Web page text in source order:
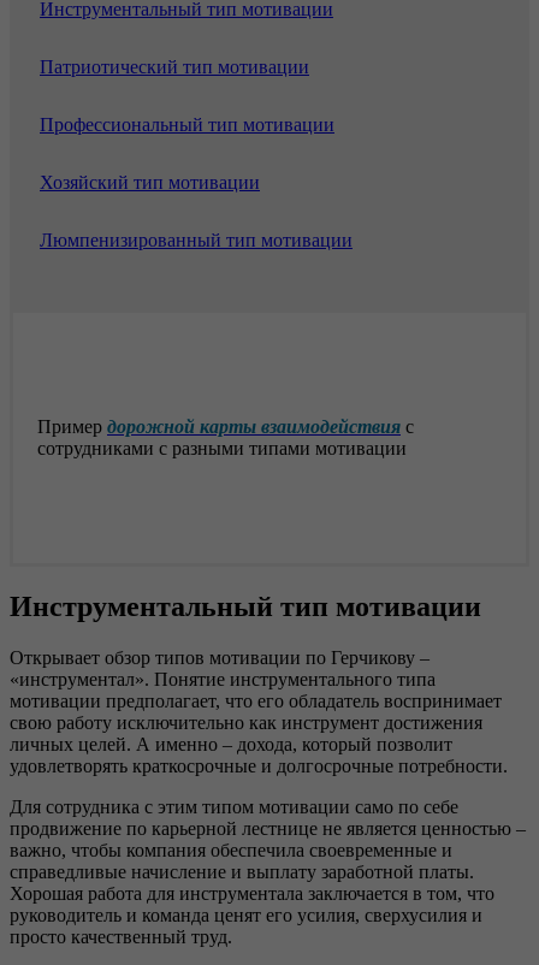
Инструментальный тип мотивации
Патриотический тип мотивации
Профессиональный тип мотивации
Хозяйский тип мотивации
Люмпенизированный тип мотивации
Пример дорожной карты взаимодействия с
сотрудниками с разными типами мотивации
Инструментальный тип мотивации
Открывает обзор типов мотивации по Герчикову –
«инструментал». Понятие инструментального типа
мотивации предполагает, что его обладатель воспринимает
свою работу исключительно как инструмент достижения
личных целей. А именно – дохода, который позволит
удовлетворять краткосрочные и долгосрочные потребности.
Для сотрудника с этим типом мотивации само по себе
продвижение по карьерной лестнице не является ценностью –
важно, чтобы компания обеспечила своевременные и
справедливые начисление и выплату заработной платы.
Хорошая работа для инструментала заключается в том, что
руководитель и команда ценят его усилия, сверхусилия и
просто качественный труд.